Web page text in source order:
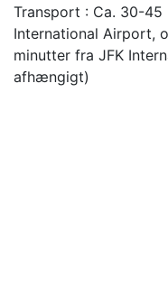
Transport : Ca. 30-
International Airport,
minutter fra JFK
afhængigt)